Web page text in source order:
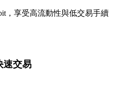
，享受高流動性與低交易手續
速交易